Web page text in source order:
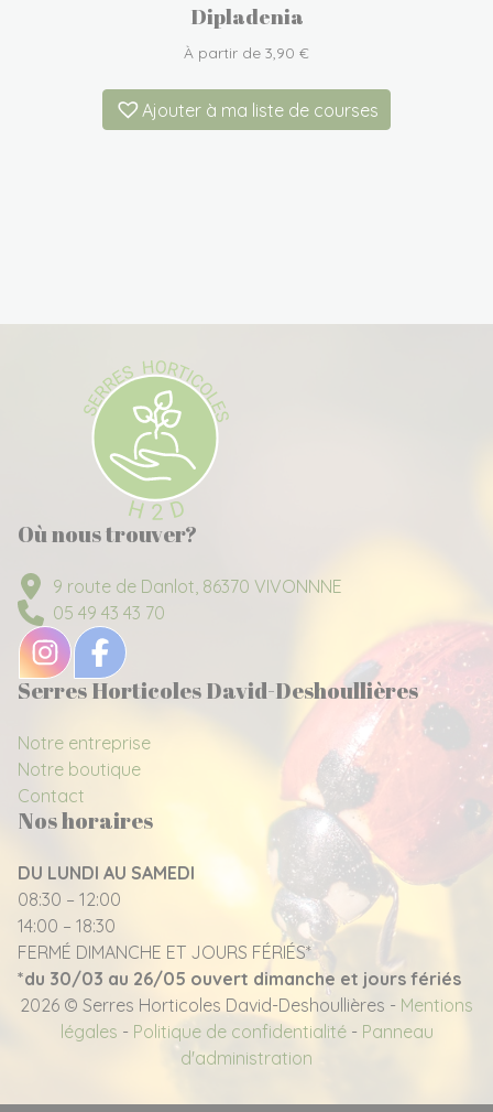
Dipladenia
À partir de 3,90 €
Ajouter à ma liste de courses
Où nous trouver?
9 route de Danlot, 86370 VIVONNNE
05 49 43 43 70
Serres Horticoles David-Deshoullières
Notre entreprise
Notre boutique
Contact
Nos horaires
DU LUNDI AU SAMEDI
08:30 – 12:00
14:00 – 18:30
FERMÉ DIMANCHE ET JOURS FÉRIÉS*
*du 30/03 au 26/05 ouvert dimanche et jours fériés
2026 © Serres Horticoles David-Deshoullières - Mentions
légales - Politique de confidentialité - Panneau
d'administration